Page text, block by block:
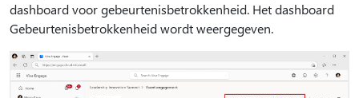
dashboard voor gebeurtenisbetrokkenheid. Het dashboard
Gebeurtenisbetrokkenheid wordt weergegeven.